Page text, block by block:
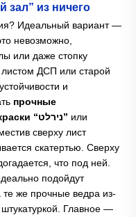
зал” из ничего
Идеальный вариант —
невозможно,
или даже стопку
листом ДСП или старой
и
прочные
пластиковые ведра из-под краски “נירלט” или
сверху лист
скатертью. Сверху
что под ней.
подойдут
же прочные ведра из-
Главное —